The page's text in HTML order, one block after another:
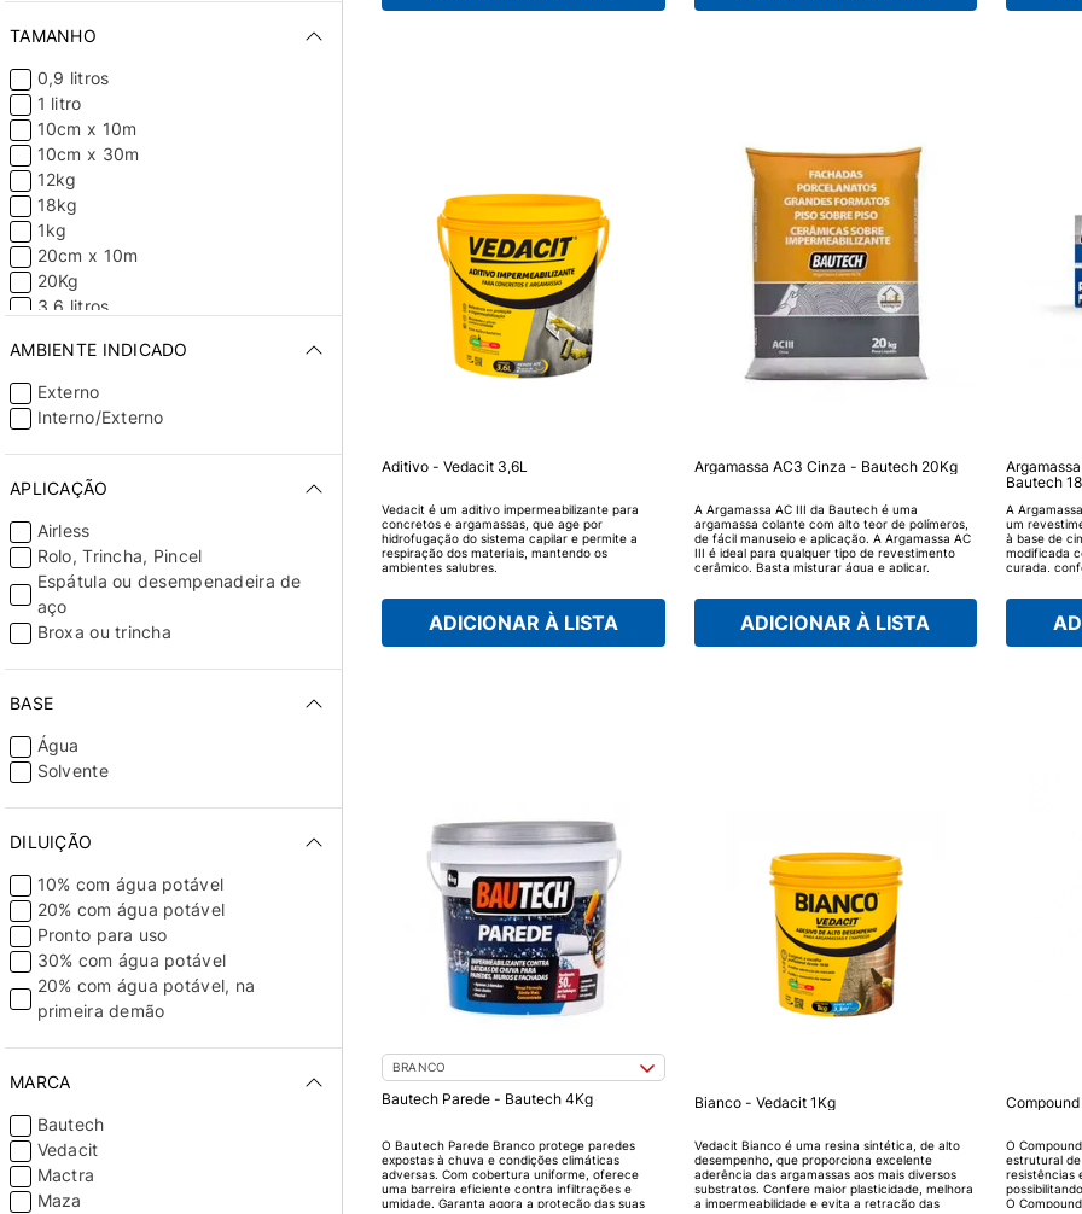
TAMANHO
0,9 litros
1 litro
10cm x 10m
10cm x 30m
12kg
18kg
1kg
20cm x 10m
20Kg
3,6 litros
30cm x 10m
310ml
4,5kg
5 litros
500gr
8kg
90cm x 10m
18 litros
AMBIENTE INDICADO
Externo
Interno/Externo
APLICAÇÃO
Airless
Rolo, Trincha, Pincel
Espátula ou desempenadeira de
aço
Broxa ou trincha
BASE
Água
Solvente
DILUIÇÃO
10% com água potável
20% com água potável
Pronto para uso
30% com água potável
20% com água potável, na
primeira demão
MARCA
Bautech
Vedacit
Mactra
Maza
Aditivo - Vedacit 3,6L
Vedacit é um aditivo impermeabilizante para
concretos e argamassas, que age por
hidrofugação do sistema capilar e permite a
respiração dos materiais, mantendo os
ambientes salubres.
ADICIONAR À LISTA
Argamassa AC3 Cinza - Bautech 20Kg
A Argamassa AC III da Bautech é uma
argamassa colante com alto teor de polímeros,
de fácil manuseio e aplicação. A Argamassa AC
III é ideal para qualquer tipo de revestimento
cerâmico. Basta misturar água e aplicar.
ADICIONAR À LISTA
Bautech
A
um
à base de
modificada
curada,
BRANCO
Bautech Parede - Bautech 4Kg
O Bautech Parede Branco protege paredes
expostas à chuva e condições climáticas
adversas. Com cobertura uniforme, oferece
uma barreira eficiente contra infiltrações e
umidade. Garanta agora a proteção das suas
Bianco - Vedacit 1Kg
Vedacit Bianco é uma resina sintética, de alto
desempenho, que proporciona excelente
aderência das argamassas aos mais diversos
substratos. Confere maior plasticidade, melhora
a impermeabilidade e evita a retração das
O
estrutural
resistências
O